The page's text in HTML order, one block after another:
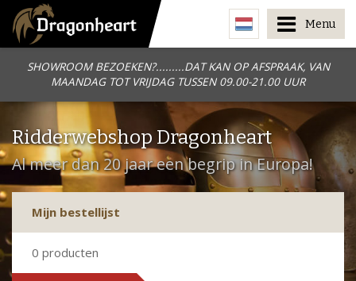
SHOWROOM BEZOEKEN?.........DAT KAN OP AFSPRAAK, VAN
MAANDAG TOT VRIJDAG TUSSEN 09.00-21.00 UUR
Menu
Ridderwebshop Dragonheart
Al meer dan 20 jaar een begrip in Europa!
Mijn bestellijst
0 producten